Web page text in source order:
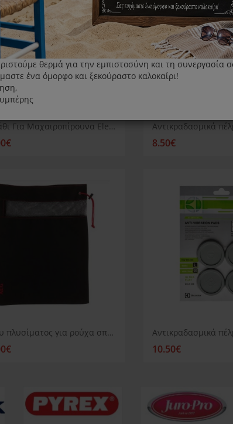
Καλάθι Για Μαχαιροπίρουνα Electrolux γενικής χρήσης
8.50€
Δίχτυ πλυσίματος για ρούχα σπορ
10.50€
θερμά για την εμπιστοσύνη και τη συνεργασία
ένα όμορφο και ξεκούραστο καλοκαίρι!